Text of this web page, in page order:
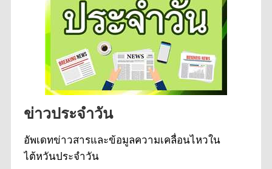
ข่าวประจำวัน
อัพเดทข่าวสารและข้อมูลความเคลื่อนไหวใน
ไต้หวันประจำวัน